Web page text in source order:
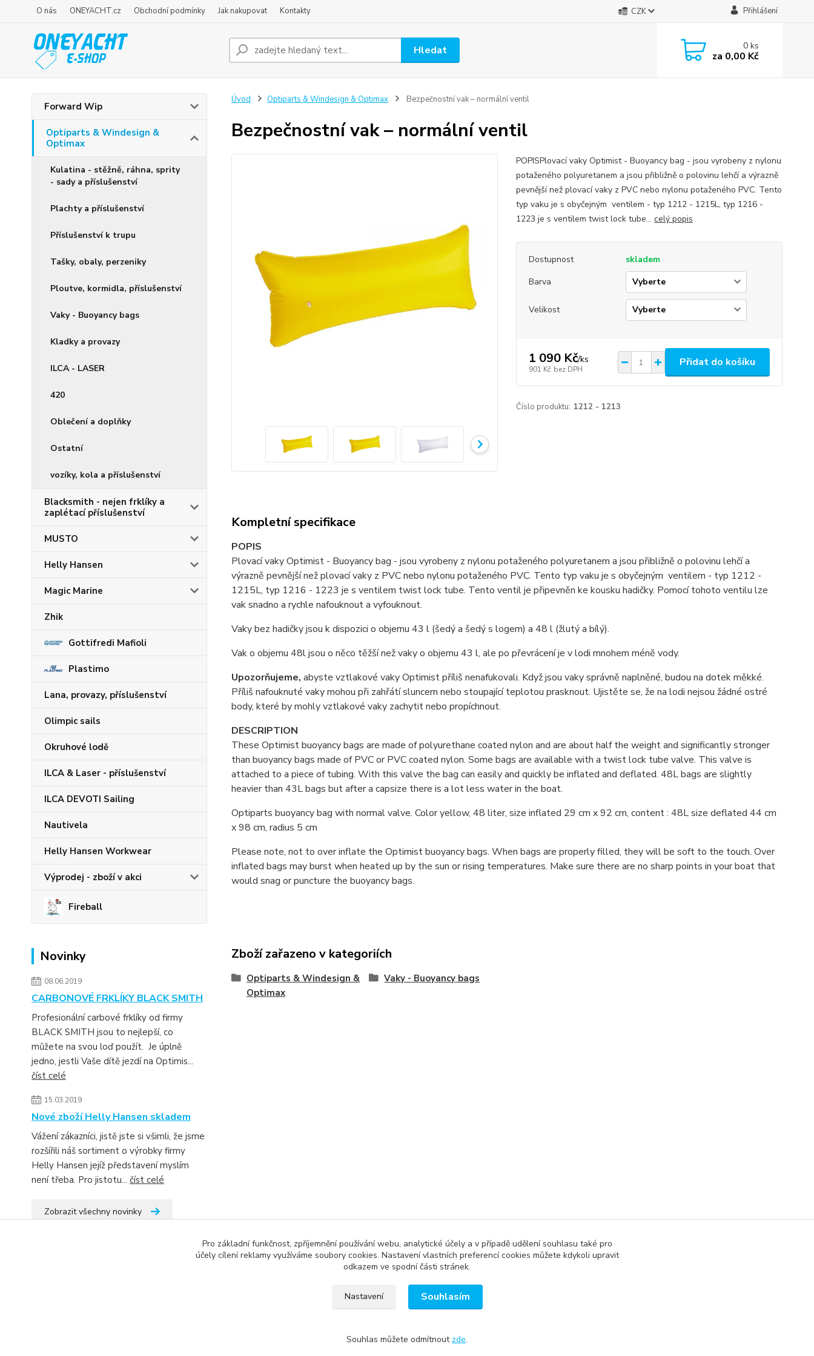
O nás ONEYACHT.cz Obchodní podmínky Jak nakupovat Kontakty CZK Přihlášení
Hledat 0ks
za 0,00 Kč
Forward Wip
Optiparts & Windesign &
Optimax
Kulatina - stěžně, ráhna, sprity
- sady a příslušenství
Plachty a příslušenství
Příslušenství k trupu
Tašky, obaly, perzeniky
Ploutve, kormidla, příslušenství
Vaky - Buoyancy bags
Kladky a provazy
ILCA - LASER
420
Oblečení a doplňky
Ostatní
vozíky, kola a příslušenství
Blacksmith - nejen frklíky a
zaplétací příslušenství
MUSTO
Helly Hansen
Magic Marine
Zhik
Gottifredi Mafioli
Plastimo
Lana, provazy, příslušenství
Olimpic sails
Okruhové lodě
ILCA & Laser - příslušenství
ILCA DEVOTI Sailing
Nautivela
Helly Hansen Workwear
Výprodej - zboží v akci
Fireball
Novinky
08.06.2019
CARBONOVÉ FRKLÍKY BLACK SMITH
Profesionální carbové frklíky od firmy
BLACK SMITH jsou to nejlepší, co
můžete na svou loď použít. Je úplně
jedno, jestli Vaše dítě jezdí na Optimis...
číst celé
15.03.2019
Nové zboží Helly Hansen skladem
Vážení zákazníci, jistě jste si všimli, že jsme
rozšířili náš sortiment o výrobky firmy
Helly Hansen jejíž představení myslím
není třeba. Pro jistotu... číst celé
Zobrazit všechny novinky
Úvod Optiparts & Windesign & Optimax Bezpečnostní vak – normální ventil
Bezpečnostní vak – normální ventil
POPISPlovací vaky Optimist - Buoyancy bag - jsou vyrobeny z nylonu
potaženého polyuretanem a jsou přibližně o polovinu lehčí a výrazně
pevnější než plovací vaky z PVC nebo nylonu potaženého PVC. Tento
typ vaku je s obyčejným ventilem - typ 1212 - 1215L, typ 1216 -
1223 je s ventilem twist lock tube... celý popis
Dostupnost
skladem
Barva
Velikost
1 090 Kč/ks
901 Kč bez DPH
Přidat do košíku
Číslo produktu: 1212 - 1213
Kompletní specifikace
POPIS
Plovací vaky Optimist - Buoyancy bag - jsou vyrobeny z nylonu potaženého polyuretanem a jsou přibližně o polovinu lehčí a
výrazně pevnější než plovací vaky z PVC nebo nylonu potaženého PVC. Tento typ vaku je s obyčejným ventilem - typ 1212 -
1215L, typ 1216 - 1223 je s ventilem twist lock tube. Tento ventil je připevněn ke kousku hadičky. Pomocí tohoto ventilu lze
vak snadno a rychle nafouknout a vyfouknout.
Vaky bez hadičky jsou k dispozici o objemu 43 l (šedý a šedý s logem) a 48 l (žlutý a bílý).
Vak o objemu 48l jsou o něco těžší než vaky o objemu 43 l, ale po převrácení je v lodi mnohem méně vody.
Upozorňujeme, abyste vztlakové vaky Optimist příliš nenafukovali. Když jsou vaky správně naplněné, budou na dotek měkké.
Příliš nafouknuté vaky mohou při zahřátí sluncem nebo stoupající teplotou prasknout. Ujistěte se, že na lodi nejsou žádné ostré
body, které by mohly vztlakové vaky zachytit nebo propíchnout.
DESCRIPTION
These Optimist buoyancy bags are made of polyurethane coated nylon and are about half the weight and significantly stronger
than buoyancy bags made of PVC or PVC coated nylon. Some bags are available with a twist lock tube valve. This valve is
attached to a piece of tubing. With this valve the bag can easily and quickly be inflated and deflated. 48L bags are slightly
heavier than 43L bags but after a capsize there is a lot less water in the boat.
Optiparts buoyancy bag with normal valve. Color yellow, 48 liter, size inflated 29 cm x 92 cm, content : 48L size deflated 44 cm
x 98 cm, radius 5 cm
Please note, not to over inflate the Optimist buoyancy bags. When bags are properly filled, they will be soft to the touch. Over
inflated bags may burst when heated up by the sun or rising temperatures. Make sure there are no sharp points in your boat that
would snag or puncture the buoyancy bags.
Zboží zařazeno v kategoriích
Optiparts & Windesign &
Optimax
Vaky - Buoyancy bags
Pro základní funkčnost, zpříjemnění používání webu, analytické účely a v případě udělení souhlasu také pro
účely cílení reklamy využíváme soubory cookies. Nastavení vlastních preferencí cookies můžete kdykoli upravit
odkazem ve spodní části stránek.
Nastavení Souhlasím
Souhlas můžete odmítnout zde.